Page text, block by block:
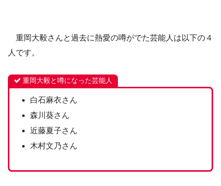
重岡大毅さんと過去に熱愛の噂がでた芸能人は以下の４
人です。
重岡大毅と噂になった芸能人
白石麻衣さん
森川葵さん
近藤夏子さん
木村文乃さん